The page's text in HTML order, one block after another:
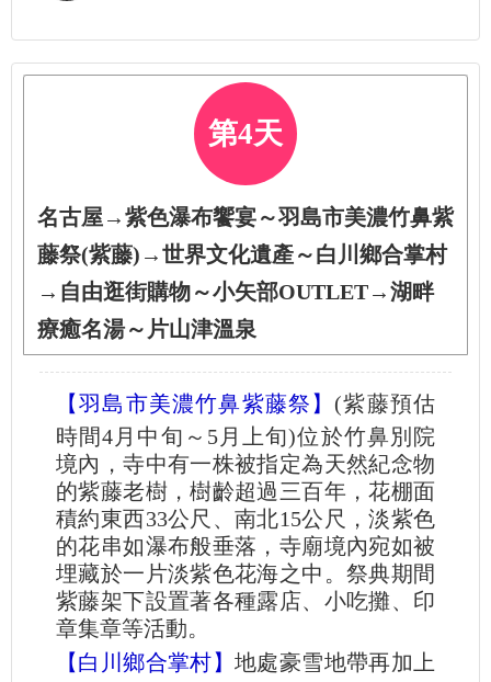
第4天
名古屋→紫色瀑布饗宴～羽島市美濃竹鼻紫
藤祭(紫藤)→世界文化遺產～白川鄉合掌村
→自由逛街購物～小矢部OUTLET→湖畔
療癒名湯～片山津溫泉
【羽島市美濃竹鼻紫藤祭】 (紫藤預估
時間4月中旬～5月上旬)位於竹鼻別院
境內，寺中有一株被指定為天然紀念物
的紫藤老樹，樹齡超過三百年，花棚面
積約東西33公尺、南北15公尺，淡紫色
的花串如瀑布般垂落，寺廟境內宛如被
埋藏於一片淡紫色花海之中。祭典期間
紫藤架下設置著各種露店、小吃攤、印
章集章等活動。
【白川鄉合掌村】 地處豪雪地帶再加上